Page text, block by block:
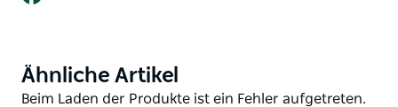
Parkrun und vergessen Sie nicht, eine scannbare
Product
List
Ähnliche Artikel
Product
Beim Laden der Produkte ist ein Fehler aufgetreten.